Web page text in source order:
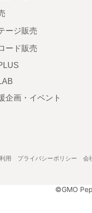
ージ販売
ード販売
企画・イベント
用 プライバシーポリシー 会
©GMO